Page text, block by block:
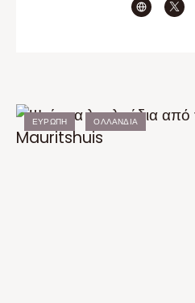
ΕΥΡΏΠΗ ΟΛΛΑΝΔΊΑ